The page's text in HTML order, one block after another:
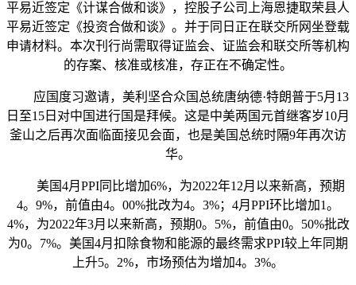
平易近签定《计谋合做和谈》，控股子公司上海恩捷取荣县人
平易近签定《投资合做和谈》。并于同日正在联交所网坐登载
申请材料。本次刊行尚需取得证监会、证监会和联交所等机构
的存案、核准或核准，存正在不确定性。
应国度习邀请，美利坚合众国总统唐纳德·特朗普于5月13
日至15日对中国进行国是拜候。这是中美两国元首继客岁10月
釜山之后再次面临面接见会面，也是美国总统时隔9年再次访
华。
美国4月PPI同比增加6%，为2022年12月以来新高，预期
4。9%，前值由4。00%批改为4。3%；4月PPI环比增加1。
4%，为2022年3月以来新高，预期0。5%，前值由0。50%批改
为0。7%。美国4月扣除食物和能源的最终需求PPI较上年同期
上升5。2%，市场预估为增加4。3%。